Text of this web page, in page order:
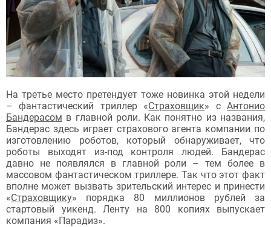
На третье место претендует тоже новинка этой недели
– фантастический триллер «Страховщик» сАнтонио
Бандерасом в главной роли. Как понятно из названия,
Бандерас здесь играет страхового агента компании по
изготовлению роботов, который обнаруживает, что
роботы выходят из-под контроля людей. Бандерас
давно не появлялся в главной роли – тем более в
массовом фантастическом триллере. Так что этот факт
вполне может вызвать зрительский интерес и принести
«Страховщику» порядка 80 миллионов рублей за
стартовый уикенд. Ленту на 800 копиях выпускает
компания «Парадиз».